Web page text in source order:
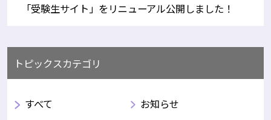
「受験生サイト」をリニューアル公開しました！
トピックスカテゴリ
すべて お知らせ